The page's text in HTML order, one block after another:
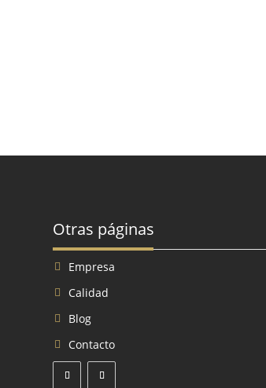
Otras páginas
Empresa
Calidad
Blog
Contacto